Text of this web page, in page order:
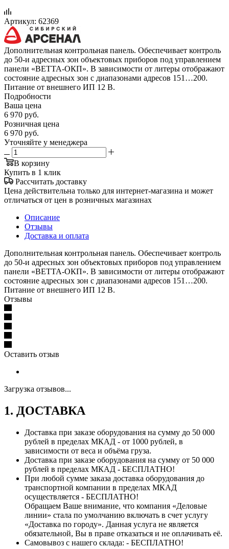
Артикул: 62369
Дополнительная контрольная панель. Обеспечивает контроль
до 50-и адресных зон объектовых приборов под управлением
панели «ВЕТТА-ОКП». В зависимости от литеры отображают
состояние адресных зон с диапазонами адресов 151…200.
Питание от внешнего ИП 12 В.
Подробности
Ваша цена
6 970 руб.
Розничная цена
6 970 руб.
Уточняйте у менеджера
В корзину
Купить в 1 клик
Рассчитать доставку
Цена действительна только для интернет-магазина и может
отличаться от цен в розничных магазинах
Описание
Отзывы
Доставка и оплата
Дополнительная контрольная панель. Обеспечивает контроль
до 50-и адресных зон объектовых приборов под управлением
панели «ВЕТТА-ОКП». В зависимости от литеры отображают
состояние адресных зон с диапазонами адресов 151…200.
Питание от внешнего ИП 12 В.
Отзывы
Оставить отзыв
Загрузка отзывов...
1. ДОСТАВКА
Доставка при заказе оборудования на сумму до 50 000
рублей в пределах МКАД - от 1000 рублей, в
зависимости от веса и объёма груза.
Доставка при заказе оборудования на сумму от 50 000
рублей в пределах МКАД - БЕСПЛАТНО!
При любой сумме заказа доставка оборудования до
транспортной компании в пределах МКАД
осуществляется - БЕСПЛАТНО!
Обращаем Ваше внимание, что компания «Деловые
линии» стала по умолчанию включать в счет услугу
«Доставка по городу». Данная услуга не является
обязательной, Вы в праве отказаться и не оплачивать её.
Самовывоз с нашего склада: - БЕСПЛАТНО!